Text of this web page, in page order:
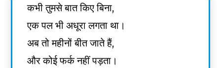
कभी तुमसे बात किए बिना,
एक पल भी अधूरा लगता था।
अब तो महीनों बीत जाते हैं,
और कोई फर्क नहीं पड़ता।